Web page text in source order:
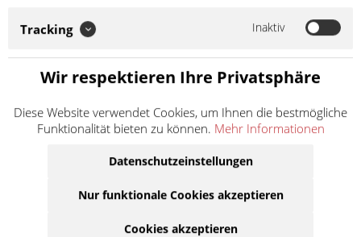
oder mit Genehmigung des Motorradherstellers hergestellt
wurde. Die Nennung der Marke...
11,84 € *
Inhalt:1
inkl. MwSt.zzgl. Versandkosten
Lieferzeit ca. 1 Werktag
In denWarenkorb
Tracking Inaktiv
Wir respektieren Ihre Privatsphäre
Diese Website verwendet Cookies, um Ihnen die bestmögliche
Funktionalität bieten zu können. Mehr Informationen
Datenschutzeinstellungen
Nur funktionale Cookies akzeptieren
Cookies akzeptieren